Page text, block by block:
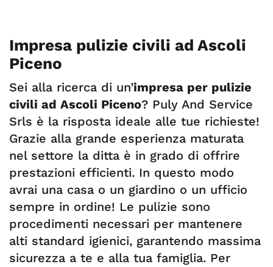
Impresa pulizie civili ad Ascoli
Piceno
Sei alla ricerca di un’impresa per pulizie
civili ad Ascoli Piceno? Puly And Service
Srls è la risposta ideale alle tue richieste!
Grazie alla grande esperienza maturata
nel settore la ditta è in grado di offrire
prestazioni efficienti. In questo modo
avrai una casa o un giardino o un ufficio
sempre in ordine! Le pulizie sono
procedimenti necessari per mantenere
alti standard igienici, garantendo massima
sicurezza a te e alla tua famiglia. Per